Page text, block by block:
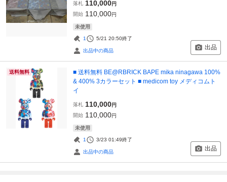
落札 110,000円
開始 110,000円
未使用
1 5/21 20:50終了
出品中の商品 出品
送料無料
■ 送料無料 BE@RBRICK BAPE mika ninagawa 100%
& 400% 3カラーセット ■ medicom toy メディコムト
イ
落札 110,000円
開始 110,000円
未使用
1 3/23 01:49終了
出品中の商品 出品